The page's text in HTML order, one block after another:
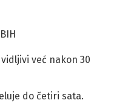
već nakon 30
do četiri sata.